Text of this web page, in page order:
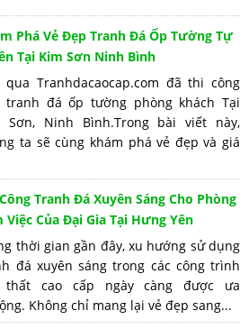
Phá Vẻ Đẹp Tranh Đá Ốp Tường Tự
Tại Kim Sơn Ninh Bình
qua Tranhdacaocap.com đã thi công
tranh đá ốp tường phòng khách Tại
Sơn, Ninh Bình.Trong bài viết này,
ta sẽ cùng khám phá vẻ đẹp và giá
Tranh Đá Xuyên Sáng Cho Phòng
Việc Của Đại Gia Tại Hưng Yên
thời gian gần đây, xu hướng sử dụng
đá xuyên sáng trong các công trình
thất cao cấp ngày càng được ưa
Không chỉ mang lại vẻ đẹp sang...